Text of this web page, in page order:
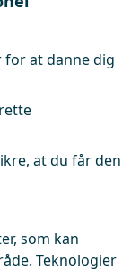
at danne dig
at du får den
som kan
Teknologier